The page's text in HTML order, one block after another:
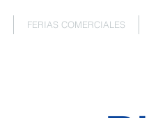
FERIAS COMERCIALES